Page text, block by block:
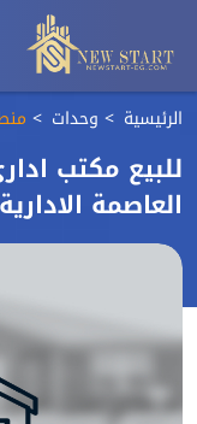
الرئيسية وحدات
العاصمة الادارية